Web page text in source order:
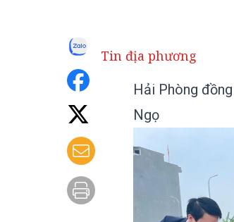
Tin địa phương
Hải Phòng
Ngọ